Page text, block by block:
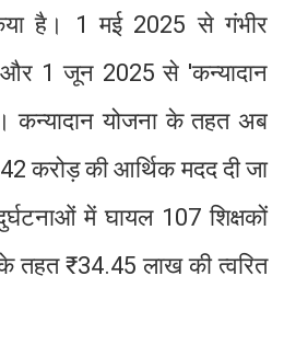
है। 1 मई 2025 से गंभीर
और 1 जून 2025 से 'कन्यादान
कन्यादान योजना के तहत अब
करोड़ की आर्थिक मदद दी जा
में घायल 107 शिक्षकों
तहत ₹34.45 लाख की त्वरित